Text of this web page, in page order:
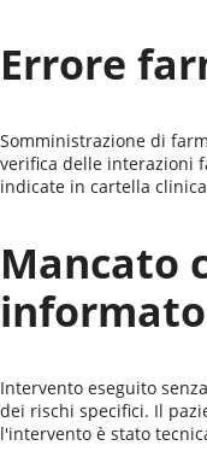
Errore
Somministrazione di
verifica delle interazioni
indicate in cartella
Mancato
informato
Intervento eseguito
dei rischi specifici. Il
l'intervento è stato